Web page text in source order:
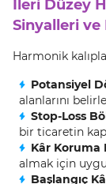
İleri Düzey
Sinyalleri ve
Harmonik
Potansiyel
alanlarını
Stop-Loss
bir ticaretin
Kâr Koruma
almak için
Başlangıç